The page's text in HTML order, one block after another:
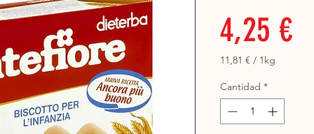
4,25 €
11,81 € / 1kg
por
1
Kilogramos
Cantidad *